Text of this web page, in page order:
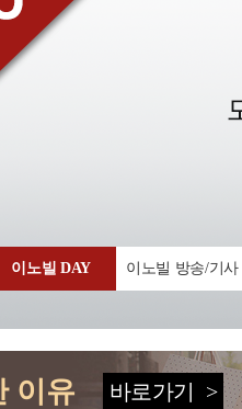
이노빌 DAY 이노빌 방송/기사
이유 바로가기 >